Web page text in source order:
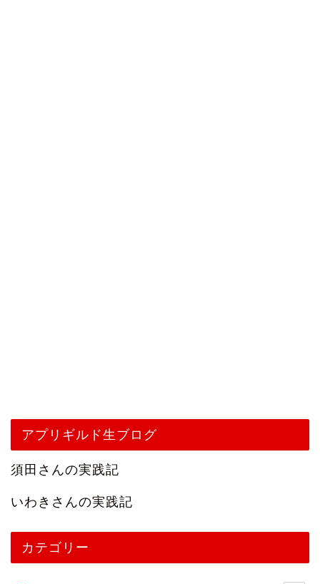
アプリギルド生ブログ
須田さんの実践記
いわきさんの実践記
カテゴリー